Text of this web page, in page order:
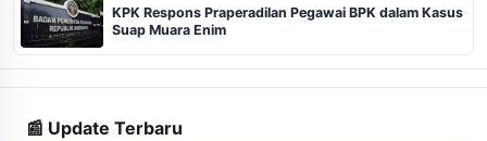
KPK Respons Praperadilan Pegawai BPK dalam Kasus
Suap Muara Enim
📰 Update Terbaru